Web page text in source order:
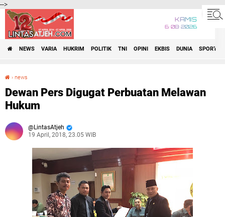
-->
KAMIS
6•08•2026
NEWS VARIA HUKRIM POLITIK TNI OPINI EKBIS DUNIA SPORT
› news
Dewan Pers Digugat Perbuatan Melawan
Hukum
LintasAtjeh
19 April, 2018, 23.05 WIB